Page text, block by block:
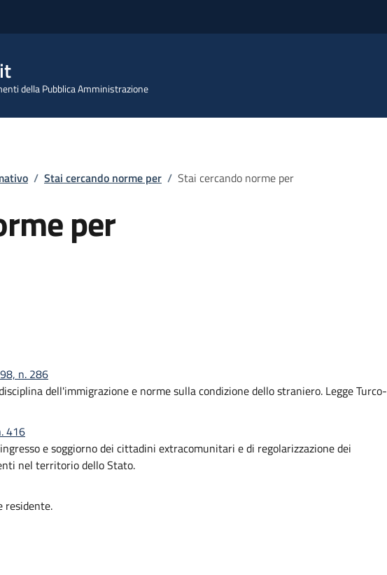
della Pubblica Amministrazione
/ Stai cercando norme per / Stai cercando norme per
per
n. 286
dell'immigrazione e norme sulla condizione dello straniero. Legge Turco-
416
e soggiorno dei cittadini extracomunitari e di regolarizzazione dei
nel territorio dello Stato.
residente.